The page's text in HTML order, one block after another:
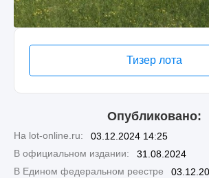
Тизер лота
Опубликовано:
На lot-online.ru:
03.12.2024 14:25
В официальном издании:
31.08.2024
В Едином федеральном реестре